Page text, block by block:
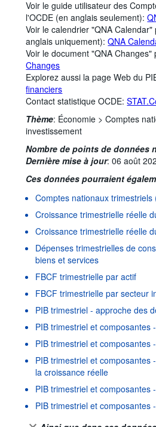
Voir le guide utilisateur des
l'OCDE (en anglais seulement):
Voir le calendrier "QNA
anglais uniquement):QNA
Voir le document "QNA
Changes
Explorez aussi la page Web du
financiers
Contact statistique OCDE:
Thème: Économie >Comptes
investissement
Nombre de points de données
Dernière mise à jour:06 août
Ces données pourraient
Comptes nationaux
Croissance trimestrielle réelle
Croissance trimestrielle réelle
Dépenses trimestrielles de
biens et services
FBCF trimestrielle par actif
FBCF trimestrielle par secteur
PIB trimestriel - approche des
PIB trimestriel et composantes
PIB trimestriel et
PIB trimestriel et
la croissance réelle
PIB trimestriel et composantes
PIB trimestriel et